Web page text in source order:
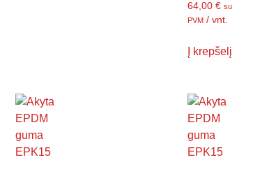
64,00 € su
PVM / vnt.
Į krepšelį